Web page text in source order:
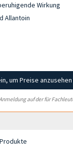
Wirkung
Allantoin
um Preise
auf der für